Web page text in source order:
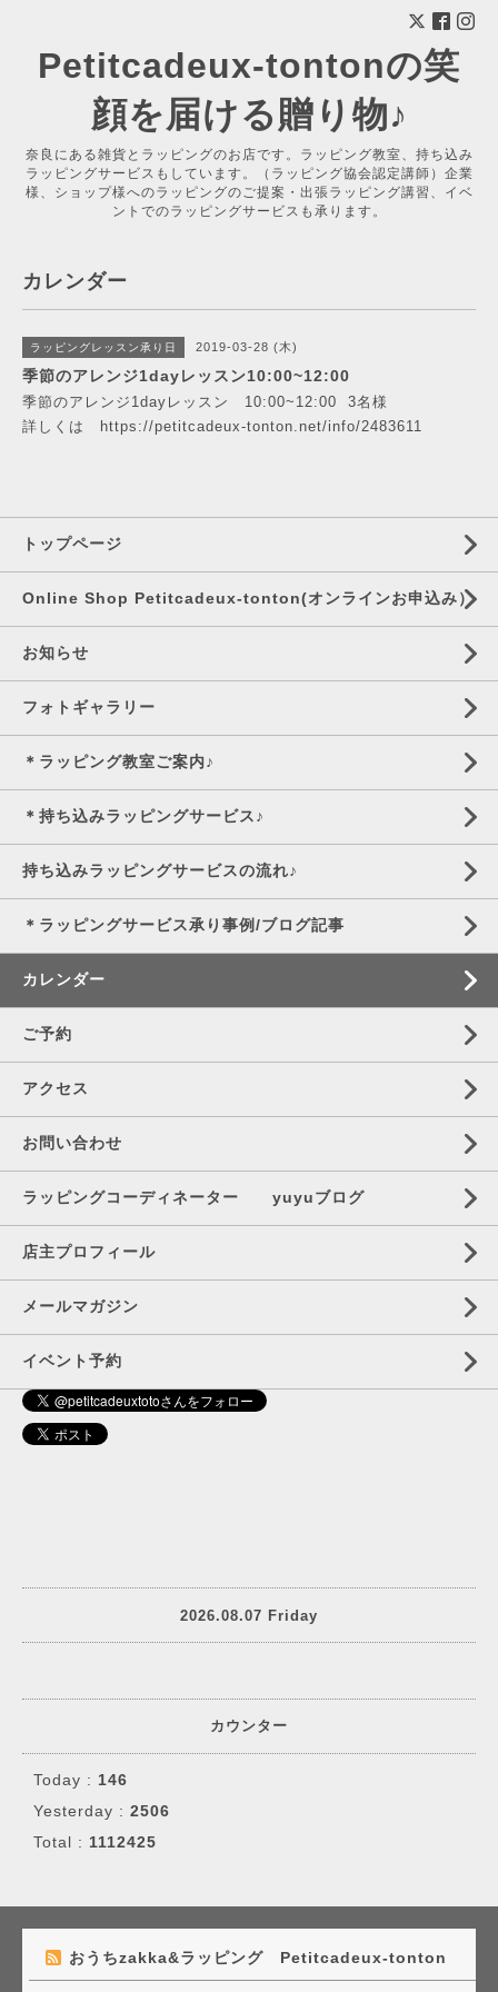
Petitcadeux-tontonの笑
顔を届ける贈り物♪
奈良にある雑貨とラッピングのお店です。ラッピング教室、持ち込み
ラッピングサービスもしています。（ラッピング協会認定講師）企業
様、ショップ様へのラッピングのご提案・出張ラッピング講習、イベ
ントでのラッピングサービスも承ります。
カレンダー
ラッピングレッスン承り日 2019-03-28 (木)
季節のアレンジ1dayレッスン10:00~12:00
季節のアレンジ1dayレッスン 10:00~12:00 3名様
詳しくは
https://petitcadeux-tonton.net/info/2483611
トップページ
Online Shop Petitcadeux-tonton(オンラインお申込み）
お知らせ
フォトギャラリー
＊ラッピング教室ご案内♪
＊持ち込みラッピングサービス♪
持ち込みラッピングサービスの流れ♪
＊ラッピングサービス承り事例/ブログ記事
カレンダー
ご予約
アクセス
お問い合わせ
ラッピングコーディネーター yuyuブログ
店主プロフィール
メールマガジン
イベント予約
2026.08.07 Friday
カウンター
Today : 146
Yesterday : 2506
Total : 1112425
おうちzakka&ラッピング Petitcadeux-tonton